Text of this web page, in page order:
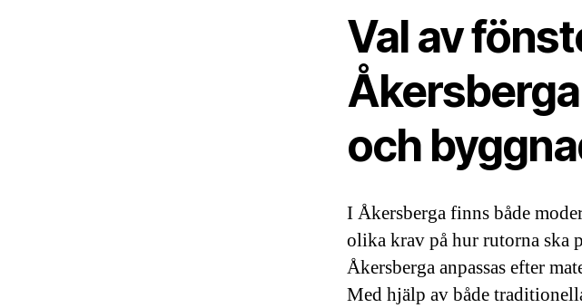
Val av
och
I Åkersberga finns både
olika krav på hur rutorna ska
Åkersberga anpassas efter
Med hjälp av både